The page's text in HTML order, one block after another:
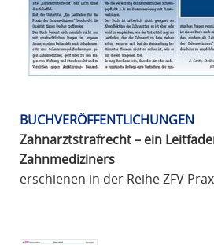
BUCHVERÖFFENTLICHUNGEN
Zahnarztstrafrecht – ein
Zahnmediziners
erschienen in der Reihe ZFV